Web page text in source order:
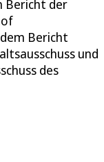
Bericht der
Bericht
und
des